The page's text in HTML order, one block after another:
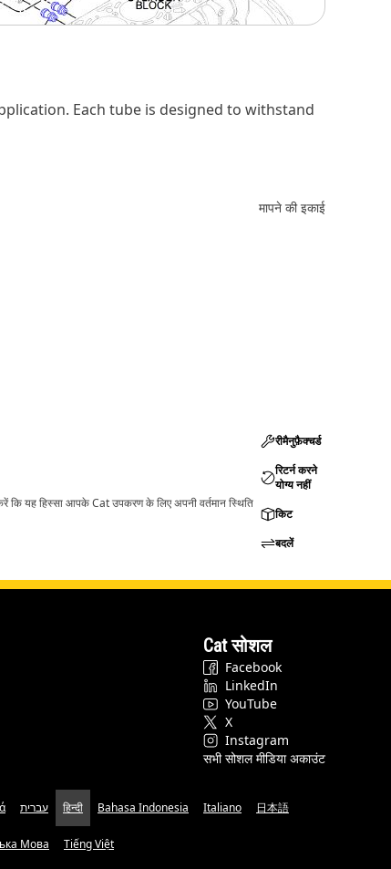
Each tube is designed to withstand
मापने की इकाई
कि यह हिस्सा आपके Cat उपकरण के लिए अपनी वर्तमान स्थिति
रीमैनुफ़ैक्चर्ड
रिटर्न करने
योग्य नहीं
किट
बदलें
Cat सोशल
Facebook
LinkedIn
YouTube
X
Instagram
सभी सोशल मीडिया अकाउंट
עברית हिन्दी Bahasa Indonesia Italiano 日本語
Мова Tiếng Việt